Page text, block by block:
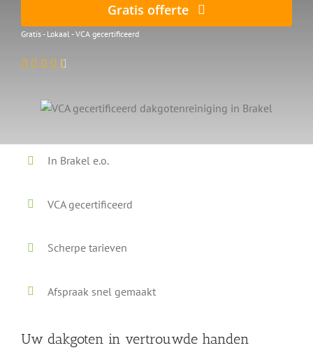
Gratis offerte
Gratis - Lokaal - VCA gecertificeerd
In Brakel e.o.
VCA gecertificeerd
Scherpe tarieven
Afspraak snel gemaakt
Uw dakgoten in vertrouwde handen